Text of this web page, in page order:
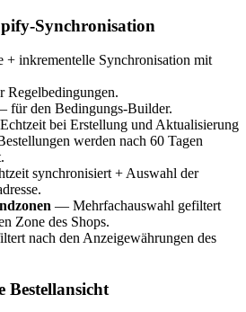
Synchronisation
inkrementelle Synchronisation mit
für den Bedingungs-Builder.
bei Erstellung und Aktualisierung
werden nach 60 Tagen
synchronisiert + Auswahl der
— Mehrfachauswahl gefiltert
Zone des Shops.
nach den Anzeigewährungen des
Bestellansicht